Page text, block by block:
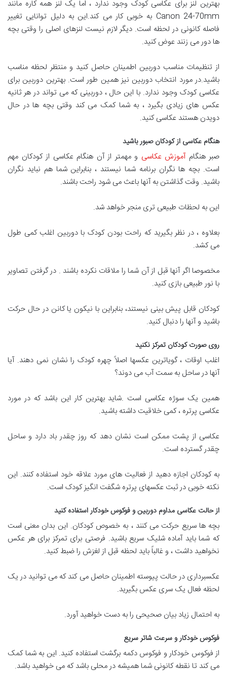
بهترین لنز برای عکاسی کودک وجود ندارد ، اما یک لنز همه کاره مانند
Canon 24-70mm به خوبی کار می کند.این به دلیل توانایی تغییر
فاصله کانونی در لحظه است. دیگر لازم نیست لنزهای اصلی را وقتی بچه
ها دور می زنند عوض کنید.
از تنظیمات مناسب دوربین اطمینان حاصل کنید و منتظر لحظه مناسب
باشید.در مورد انتخاب دوربین نیز همین طور است. بهترین دوربین برای
عکاسی کودک وجود ندارد. با این حال ، دوربینی که می تواند در هر ثانیه
عکس های زیادی بگیرد ، به شما کمک می کند وقتی بچه ها در حال
دویدن هستند عکاسی کنید.
هنگام عکاسی از کودکان صبور باشید
صبر هنگامآموزش عکاسی و مهمتر از آن هنگام عکاسی از کودکان مهم
است. بچه ها نگران برنامه شما نیستند ، بنابراین شما هم نباید نگران
باشید. وقت گذاشتن به آنها باعث می شود راحت باشند.
این به لحظات طبیعی تری منجر خواهد شد.
بعلاوه ، در نظر بگیرید که راحت بودن کودک با دوربین اغلب کمی طول
می کشد.
مخصوصا اگر آنها قبل از آن شما را ملاقات نکرده باشند . در گرفتن تصاویر
با نور طبیعی بازی کنید.
کودکان قابل پیش بینی نیستند، بنابراین با نیکون یا کانن در حال حرکت
باشید و آنها را دنبال کنید.
روی صورت کودکان تمرکز نکنید
اغلب اوقات ، گویاترین عکسها اصلاً چهره کودک را نشان نمی دهند. آیا
آنها در ساحل به سمت آب می دوند؟
همین یک سوژه عکاسی است .شاید بهترین کار این باشد که در مورد
عکاسی پرتره ، کمی خلاقیت داشته باشید.
عکاسی از پشت ممکن است نشان دهد که روز چقدر باد دارد و ساحل
چقدر گسترده است.
به کودکان اجازه دهید از فعالیت های مورد علاقه خود استفاده کنند. این
نکته خوبی در ثبت عکسهای پرتره شگفت انگیز کودک است.
از حالت عکاسی مداوم دوربین و فوکوس خودکار استفاده کنید
بچه ها سریع حرکت می کنند ، به خصوص کودکان. این بدان معنی است
که شما باید آماده شلیک سریع باشید. فرصتی برای تمرکز برای هر عکس
نخواهید داشت ، و غالباً باید لحظه قبل از لغزش را ضبط کنید.
عکسبرداری در حالت پیوسته اطمینان حاصل می کند که می توانید در یک
لحظه فعال یک سری عکس بگیرید.
به احتمال زیاد بیان صحیحی را به دست خواهید آورد.
فوکوس خودکار و سرعت شاتر سریع
از فوکوس خودکار و فوکوس دکمه برگشت استفاده کنید. این به شما کمک
می کند تا نقطه کانونی شما همیشه در محلی باشد که می خواهید باشد.